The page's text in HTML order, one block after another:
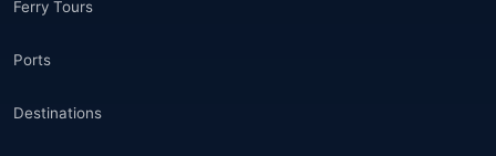
Ferry Tours
Ports
Destinations